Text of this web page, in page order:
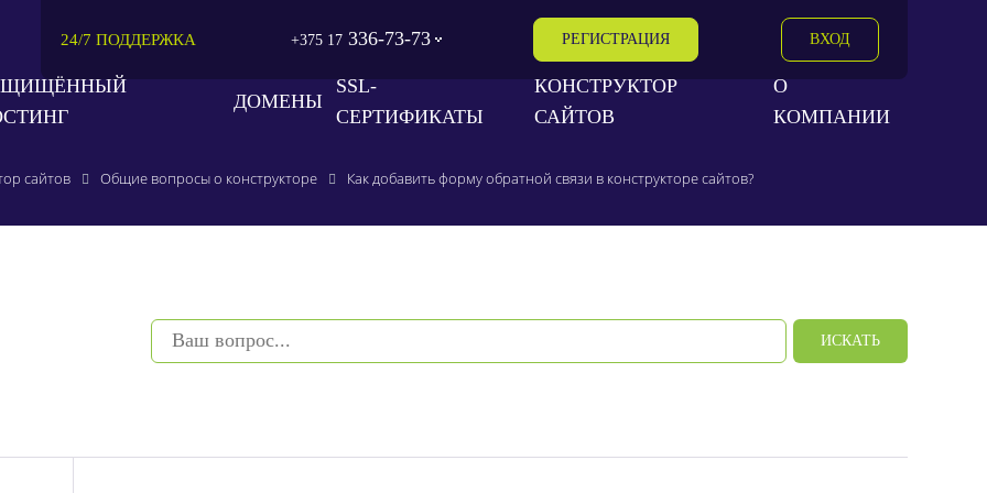
24/7 ПОДДЕРЖКА +375 17 336-73-73 РЕГИСТРАЦИЯ ВХОД
ДОМЕНЫ
SSL-
СЕРТИФИКАТЫ
КОНСТРУКТОР
САЙТОВ
О
КОМПАНИИ
сайтов Общие вопросы о конструкторе Как добавить форму обратной связи в конструкторе сайтов?
ИСКАТЬ